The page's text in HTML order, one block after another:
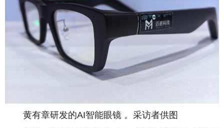
黄有章研发的AI智能眼镜 。采访者供图